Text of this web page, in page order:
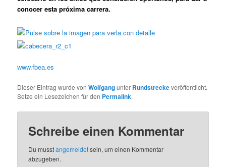
conocer esta próxima carrera.
www.fbea.es
Dieser Eintrag wurde vonWolfgangunter Rundstreckeveröffentlicht.
Setze ein Lesezeichen für den Permalink.
Schreibe einen Kommentar
Du musstangemeldetsein, um einen Kommentar
abzugeben.